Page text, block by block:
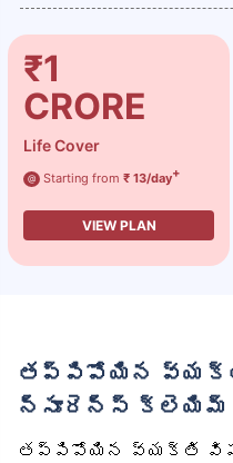
₹1
CRORE
Life Cover
@ Starting from ₹ 13/day+
VIEW PLAN
తప్పిపోయిన వ్యక్తి యొక్క టర్మ్ ఇ
న్సూరెన్స్
తప్పిపోయిన వ్యక్తి